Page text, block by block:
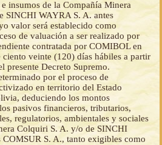
insumos de la Compañía Minera
SINCHI WAYRA S. A. antes
valor será establecido como
de valuación a ser realizado por
contratada por COMIBOL en
veinte (120) días hábiles a partir
presente Decreto Supremo.
por el proceso de
en territorio del Estado
deduciendo los montos
pasivos financieros, tributarios,
regulatorios, ambientales y sociales
Colquiri S. A. y/o de SINCHI
COMSUR S. A., tanto exigibles como